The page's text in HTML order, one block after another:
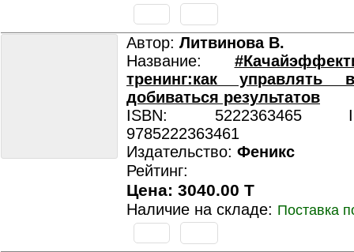
Автор: Литвинова В.
Название:
тренинг:как управлять
добиваться результатов
ISBN: 5222363465
9785222363461
Издательство: Феникс
Рейтинг:
Цена: 3040.00 T
Наличие на складе: Поставка